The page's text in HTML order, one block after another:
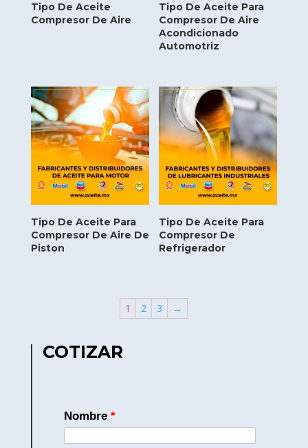
Tipo De Aceite
Compresor De Aire
Tipo De Aceite Para
Compresor De Aire
Acondicionado
Automotriz
Tipo De Aceite Para
Compresor De Aire De
Piston
Tipo De Aceite Para
Compresor De
Refrigerador
1 2 3 →
COTIZAR
Nombre *